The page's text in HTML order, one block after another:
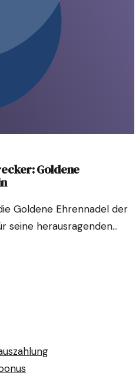
Goldene
Goldene Ehrennadel der
seine herausragenden